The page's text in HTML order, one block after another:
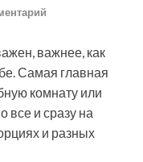
важнее, как
Самая главная
комнату или
все и сразу на
и разных